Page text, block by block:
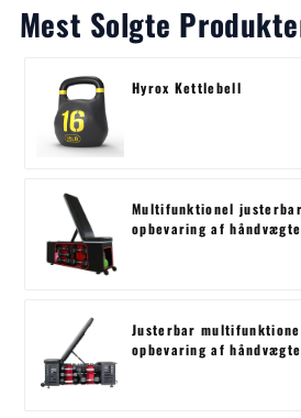
Mest Solgte
Hyrox Kettlebell
Multifunktionel
opbevaring af håndvægte
Justerbar
opbevaring af håndvægte